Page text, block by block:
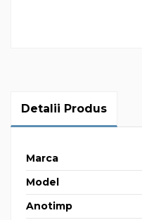
Detalii Produs
Marca
Model
Anotimp